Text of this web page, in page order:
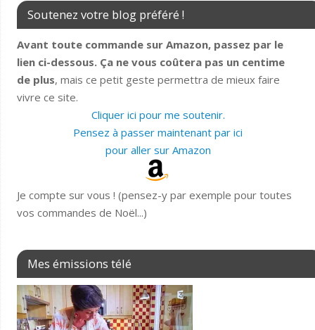
Soutenez votre blog préféré !
Avant toute commande sur Amazon, passez par le
lien ci-dessous. Ça ne vous coûtera pas un centime
de plus, mais ce petit geste permettra de mieux faire
vivre ce site.
Cliquer ici pour me soutenir.
Pensez à passer maintenant par ici
pour aller sur Amazon
Je compte sur vous ! (pensez-y par exemple pour toutes
vos commandes de Noël...)
Mes émissions télé